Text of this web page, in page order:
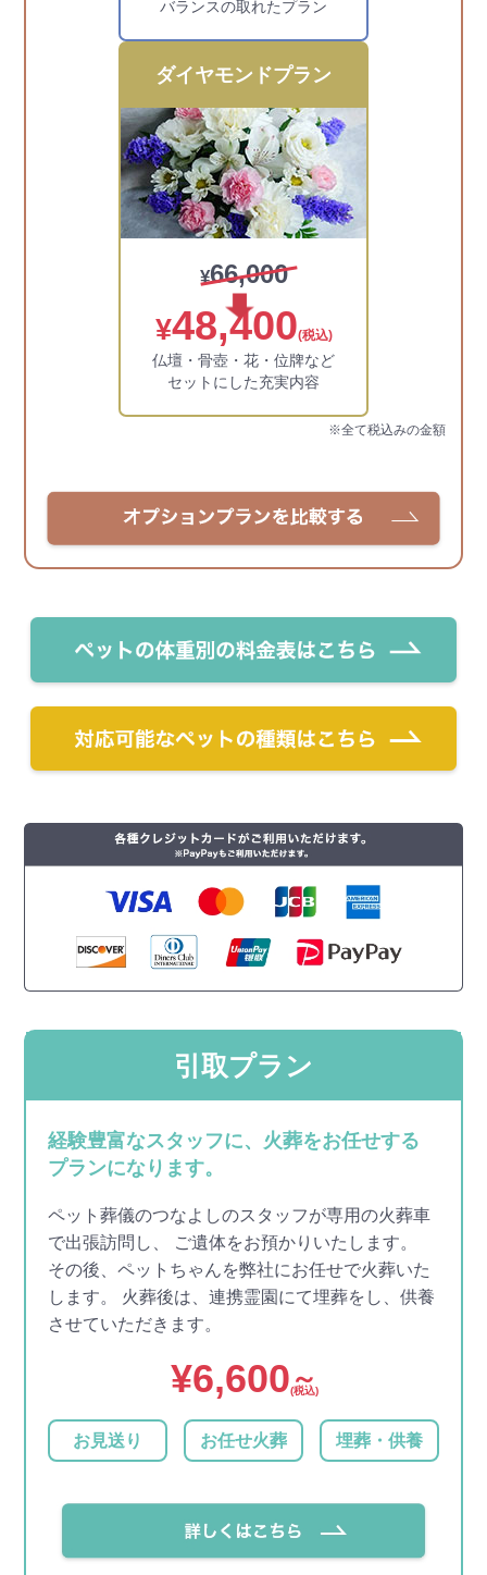
バランスの取れたプラン
ダイヤモンドプラン
¥66,000
¥48,400(税込)
仏壇・骨壺・花・位牌など
セットにした充実内容
※全て税込みの金額
引取プラン
経験豊富なスタッフに、火葬をお任せする
プランになります。
ペット葬儀のつなよしのスタッフが専用の火葬車
で出張訪問し、 ご遺体をお預かりいたします。
その後、ペットちゃんを弊社にお任せで火葬いた
します。 火葬後は、連携霊園にて埋葬をし、供養
させていただきます。
¥6,600～
(税込)
お見送り お任せ火葬 埋葬・供養